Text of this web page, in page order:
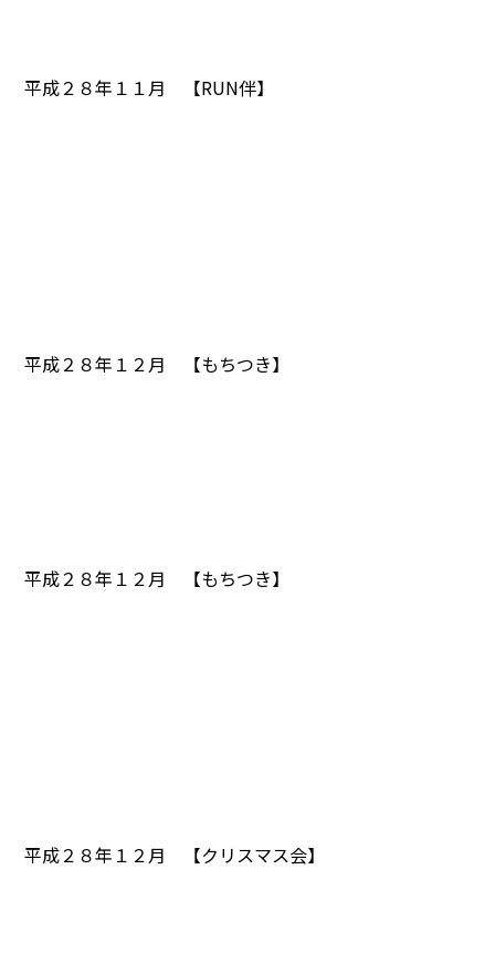
平成２８年１１月 【RUN伴】
平成２８年１２月 【もちつき】
平成２８年１２月 【もちつき】
平成２８年１２月 【クリスマス会】